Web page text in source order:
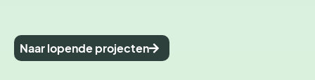
Naar lopende projecten